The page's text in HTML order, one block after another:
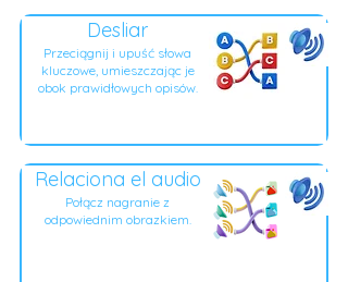
Desliar
Przeciągnij i upuść słowa
kluczowe, umieszczając je
obok prawidłowych opisów.
Relaciona el audio
Połącz nagranie z
odpowiednim obrazkiem.